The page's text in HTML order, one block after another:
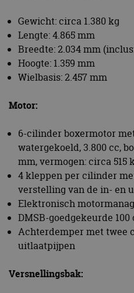
Gewicht: circa 1.380 kg
Lengte: 4.865 mm
Breedte: 2.034 mm
Hoogte: 1.359 mm
Wielbasis: 2.457 mm
Motor:
6-cilinder boxermotor
watergekoeld, 3.800 cc,
mm, vermogen: circa 515
4 kleppen per cilinder
verstelling van de in- en
Elektronisch
DMSB-goedgekeurde
Achterdemper met twee
uitlaatpijpen
Versnellingsbak: